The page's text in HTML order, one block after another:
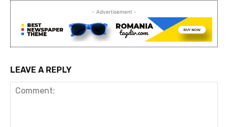
- Advertisement -
LEAVE A REPLY